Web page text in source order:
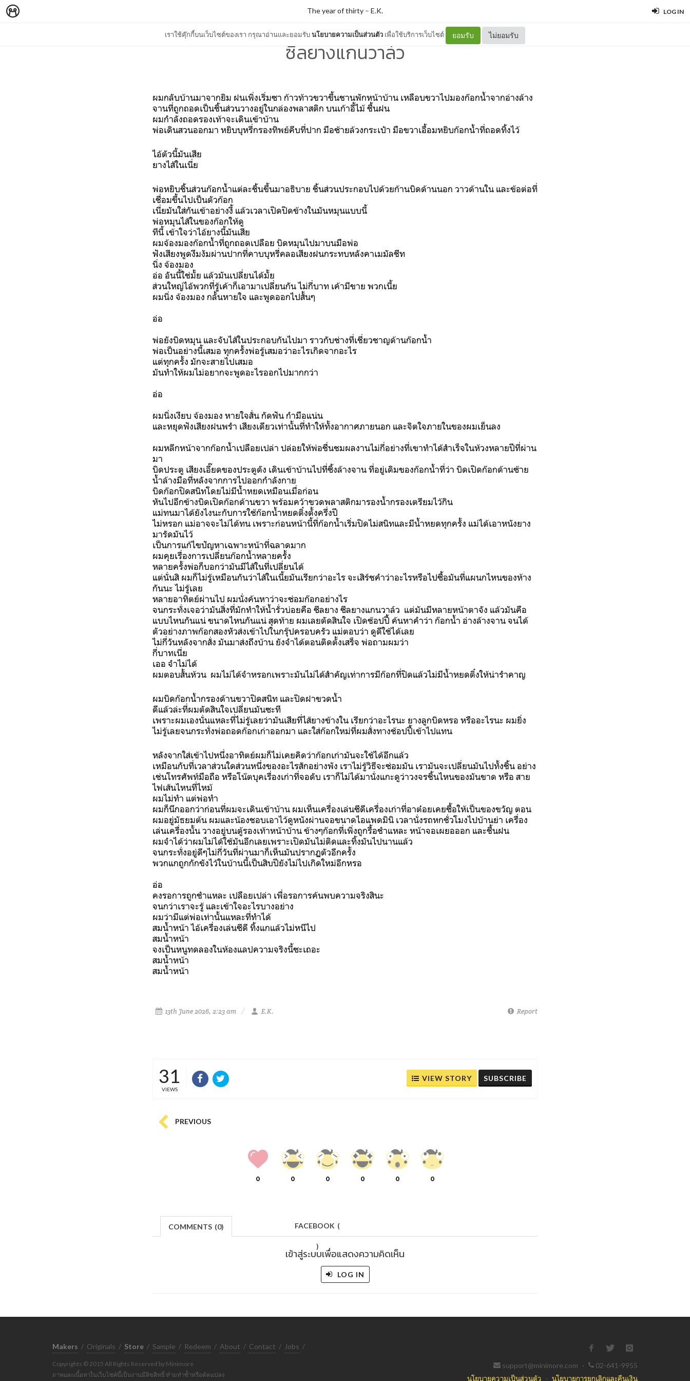
LOG IN
เราใช้คุ๊กกี้บนเว็บไซต์ของเรา กรุณาอ่านและยอมรับนโยบายความเป็นส่วนตัว เพื่อใช้บริการเว็บไซต์ ยอมรับ ไม่ยอมรับ
The year of thirty – E.K.
ซีลยางแกนวาล์ว
ผมกลับบ้านมาจากยิม ฝนเพิ่งเริ่มซา ก้าวท้าวขวาขึ้นชานพักหน้าบ้าน เหลือบขวาไปมองก๊อกน้ำจากอ่างล้าง
จานที่ถูกถอดเป็นชิ้นส่วนวางอยู่ในกล่องพลาสติก บนเก้าอี้ไม้ ชื้นฝน
ผมกำลังถอดรองเท้าจะเดินเข้าบ้าน
พ่อเดินสวนออกมา หยิบบุหรี่กรองทิพย์คีบที่ปาก มือซ้ายล้วงกระเป๋า มือขวาเอื้อมหยิบก๊อกน้ำที่ถอดทิ้งไว้
ไอ้ตัวนี้มันเสีย
ยางไส้ในเนี่ย
พ่อหยิบชิ้นส่วนก๊อกน้ำแต่ละชิ้นขึ้นมาอธิบาย ชิ้นส่วนประกอบไปด้วยก้านบิดด้านนอก วาวด้านใน และข้อต่อที่
เชื่อมขึ้นไปเป็นตัวก๊อก
เนี่ยมันใส่กันเข้าอย่างงี้ แล้วเวลาเปิดปิดข้างในมันหมุนแบบนี้
พ่อหมุนไส้ในของก๊อกให้ดู
ทีนี้ เข้าใจว่าไอ้ยางนี้มันเสีย
ผมจ้องมองก๊อกน้ำที่ถูกถอดเปลือย บิดหมุนไปมาบนมือพ่อ
ฟังเสียงพูดงึมงัมผ่านปากที่คาบบุหรี่คลอเสียงฝนกระทบหลังคาเมมัลชีท
นิ่ง จ้องมอง
อ่อ อันนี้ใช่มั้ย แล้วมันเปลี่ยนได้มั้ย
ส่วนใหญ่ไอ้พวกที่รู้เค้าก็เอามาเปลี่ยนกัน ไม่กี่บาท เค้ามีขาย พวกเนี้ย
ผมนิ่ง จ้องมอง กลั้นหายใจ และพูดออกไปสั้นๆ
อ่อ
พ่อยังบิดหมุน และจับไส้ในประกอบกันไปมา ราวกับช่างที่เชี่ยวชาญด้านก๊อกน้ำ
พ่อเป็นอย่างนี้เสมอ ทุกครั้งพ่อรู้เสมอว่าอะไรเกิดจากอะไร
แต่ทุกครั้ง มักจะสายไปเสมอ
มันทำให้ผมไม่อยากจะพูดอะไรออกไปมากกว่า
อ่อ
ผมนิ่งเงียบ จ้องมอง หายใจสั่น กัดฟัน กำมือแน่น
และหยุดฟังเสียงฝนพรำ เสียงเดียวเท่านั้นที่ทำให้ทั้งอากาศภายนอก และจิตใจภายในของผมเย็นลง
ผมหลีกหน้าจากก๊อกน้ำเปลือยเปล่า ปล่อยให้พ่อชื่นชมผลงานไม่กี่อย่างที่เขาทำได้สำเร็จในห้วงหลายปีที่ผ่าน
มา
บิดประตู เสียงเอี๊ยดของประตูดัง เดินเข้าบ้านไปที่ซิ้งล้างจาน ที่อยู่เดิมของก๊อกน้ำที่ว่า บิดเปิดก๊อกด้านซ้าย
น้ำล้างมือที่หลังจากการไปออกกำลังกาย
บิดก๊อกปิดสนิทโดยไม่มีน้ำหยดเหมือนเมื่อก่อน
หันไปอีกข้างบิดเปิดก๊อกด้านขวา พร้อมคว้าขวดพลาสติกมารองน้ำกรองเตรียมไว้กิน
แม่ทนมาได้ยังไงนะกับการใช้ก๊อกน้ำหยดติ๋งตั้งครึ่งปี
ไม่หรอก แม่อาจจะไม่ได้ทน เพราะก่อนหน้านี้ที่ก๊อกน้ำเริ่มปิดไม่สนิทและมีน้ำหยดทุกครั้ง แม่ได้เอาหนังยาง
มารัดมันไว้
เป็นการแก้ไขปัญหาเฉพาะหน้าที่ฉลาดมาก
ผมคุยเรื่องการเปลี่ยนก๊อกน้ำหลายครั้ง
หลายครั้งพ่อก็บอกว่ามันมีไส้ในที่เปลี่ยนได้
แต่นั่นสิ ผมก็ไม่รู้เหมือนกันว่าไส้ในเนี้ยมันเรียกว่าอะไร จะเสิร์ชคำว่าอะไรหรือไปซื้อมันที่แผนกไหนของห้าง
กันนะ ไม่รู้เลย
หลายอาทิตย์ผ่านไป ผมนั่งค้นหาว่าจะซ่อมก๊อกอย่างไร
จนกระทั่งเจอว่ามันสิ่งที่มักทำให้น้ำรั่วบ่อยคือ ซีลยาง ซีลยางแกนวาล์ว แต่มันมีหลายหน้าตาจัง แล้วมันคือ
แบบไหนกันแน่ ขนาดไหนกันแน่ สุดท้าย ผมเลยตัดสินใจ เปิดช้อปปี้ ค้นหาคำว่า ก๊อกน้ำ อ่างล้างจาน จนได้
ตัวอย่างภาพก๊อกสองหัวส่งเข้าไปในกรุ๊ปครอบครัว แม่ตอบว่า ดูดีใช้ได้เลย
ไม่กี่วันหลังจากสั่ง มันมาส่งถึงบ้าน ยังจำได้ตอนติดตั้งเสร็จ พ่อถามผมว่า
กี่บาทเนี่ย
เออ จำไม่ได้
ผมตอบสั้นห้วน ผมไม่ได้จำหรอกเพราะมันไม่ได้สำคัญเท่าการมีก๊อกที่ปิดแล้วไม่มีน้ำหยดติ๋งให้น่ารำคาญ
ผมบิดก๊อกน้ำกรองด้านขวาปิดสนิท และปิดฝาขวดน้ำ
ดีแล้วล่ะที่ผมตัดสินใจเปลี่ยนมันซะที
เพราะผมเองนั่นแหละที่ไม่รู้เลยว่ามันเสียที่ไส้ยางข้างใน เรียกว่าอะไรนะ ยางลูกบิดหรอ หรืออะไรนะ ผมยิ่ง
ไม่รู้เลยจนกระทั่งพ่อถอดก๊อกเก่าออกมา และใส่ก๊อกใหม่ที่ผมสั่งทางช้อปปี้เข้าไปแทน
หลังจากใส่เข้าไปหนึ่งอาทิตย์ผมก็ไม่เคยคิดว่าก๊อกเก่ามันจะใช้ได้อีกแล้ว
เหมือนกับที่เวลาส่วนใดส่วนหนึ่งของอะไรสักอย่างพัง เราไม่รู้วิธีจะซ่อมมัน เรามันจะเปลี่ยนมันไปทั้งชิ้น อย่าง
เช่นโทรศัพท์มือถือ หรือโน๊ตบุคเรื่องเก่าที่จอดับ เราก็ไม่ได้มานั่งแกะดูว่าวงจรชิ้นไหนของมันขาด หรือ สาย
ไฟเส้นไหนที่ไหม้
ผมไม่ทำ แต่พ่อทำ
ผมก็นึกออกว่าก่อนที่ผมจะเดินเข้าบ้าน ผมเห็นเครื่องเล่นซีดีเครื่องเก่าที่อาต๋อยเคยซื้อให้เป็นของขวัญ ตอน
ผมอยู่มัธยมต้น ผมและน้องชอบเอาไว้ดูหนังผ่านจอขนาดไอแพดมินิ เวลานั่งรถหกชั่วโมงไปบ้านย่า เครื่อง
เล่นเครื่องนั้น วางอยู่บนตู้รองเท้าหน้าบ้าน ข้างๆก๊อกที่เพิ่งถูกรื้อชำแหละ หน้าจอเผยอออก และชื้นฝน
ผมจำได้ว่าผมไม่ได้ใช้มันอีกเลยเพราะเปิดมันไม่ติดและทิ้งมันไปนานแล้ว
จนกระทั่งอยู่ดีๆไม่กี่วันที่ผ่านมาก็เห็นมันปรากฏตัวอีกครั้ง
พวกแกถูกกักขังไว้ในบ้านนี้เป็นสิบปียังไม่ไปเกิดใหม่อีกหรอ
อ่อ
คงรอการถูกชำแหละ เปลือยเปล่า เพื่อรอการค้นพบความจริงสินะ
จนกว่าเราจะรู้ และเข้าใจอะไรบางอย่าง
ผมว่ามีแต่พ่อเท่านั้นแหละที่ทำได้
สมน้ำหน้า ไอ้เครื่องเล่นซีดี ทิ้งแกแล้วไม่หนีไป
สมน้ำหน้า
จงเป็นหนูทดลองในห้องแลปความจริงนี้ซะเถอะ
สมน้ำหน้า
สมน้ำหน้า
13th June 2026, 2:23 am E.K. Report
31
VIEWS
VIEW STORY SUBSCRIBE
PREVIOUS
0 0 0 0 0 0
COMMENTS (0) FACEBOOK (
)
เข้าสู่ระบบเพื่อแสดงความคิดเห็น
LOG IN
Makers / Originals / Store / Sample / Redeem / About / Contact / Jobs /
Copyrights © 2015 All Rights Reserved by Minimore
ภาพและเนื้อหาในเว็บไซต์นี้เป็นงานมีลิขสิทธิ์ ห้ามทำซ้ำหรือดัดแปลง
support@minimore.com ·
02-641-9955
นโยบายความเป็นส่วนตัว · นโยบายการยกเลิกและคืนเงิน